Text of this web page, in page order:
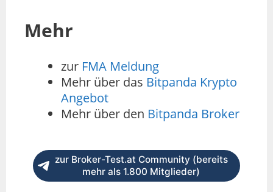
Mehr
zur FMA Meldung
Mehr über das Bitpanda Krypto
Angebot
Mehr über den Bitpanda Broker
zur Broker-Test.at Community (bereits
mehr als 1.800 Mitglieder)